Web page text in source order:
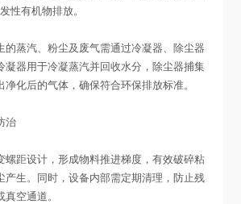
性有机物排放。
蒸汽、粉尘及废气需通过冷凝器、除尘器
凝器用于冷凝蒸汽并回收水分，除尘器捕集
化后的气体，确保符合环保排放标准。
治
距设计，形成物料推进梯度，有效破碎粘
产生。同时，设备内部需定期清理，防止残
空通道。